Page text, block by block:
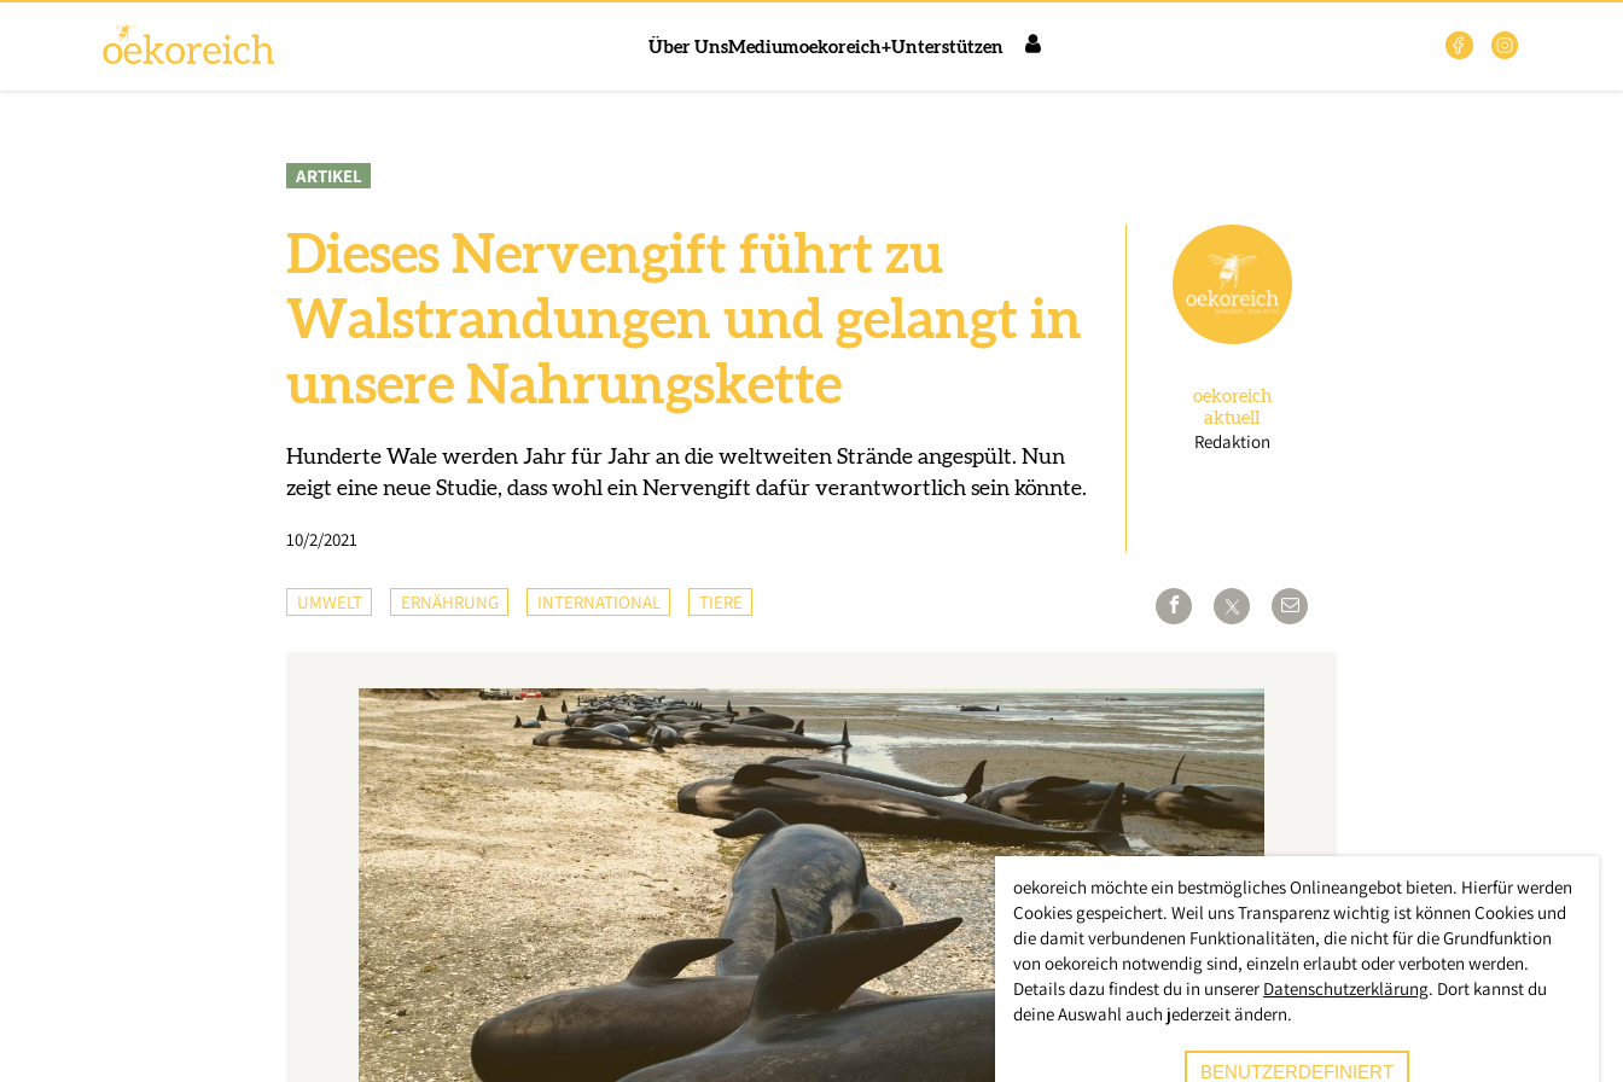
Über UnsMediumoekoreich+Unterstützen
ARTIKEL
Dieses Nervengift führt zu
Walstrandungen und gelangt in
unsere Nahrungskette
Hunderte Wale werden Jahr für Jahr an die weltweiten Strände angespült. Nun
zeigt eine neue Studie, dass wohl ein Nervengift dafür verantwortlich sein könnte.
10/2/2021
oekoreich
aktuell
Redaktion
UMWELT ERNÄHRUNG INTERNATIONAL TIERE
oekoreich möchte ein bestmögliches Onlineangebot bieten. Hierfür werden
Cookies gespeichert. Weil uns Transparenz wichtig ist können Cookies und
die damit verbundenen Funktionalitäten, die nicht für die Grundfunktion
von oekoreich notwendig sind, einzeln erlaubt oder verboten werden.
Details dazu findest du in unserer Datenschutzerklärung. Dort kannst du
deine Auswahl auch jederzeit ändern.
BENUTZERDEFINIERT